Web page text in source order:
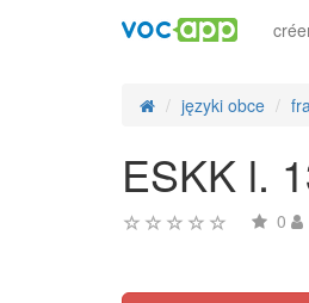
języki obce
ESKK l.
0